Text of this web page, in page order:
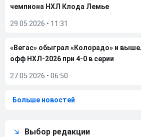
чемпиона НХЛ Клода Лемье
29.05.2026 • 11:31
«Вегас» обыграл «Колорадо» и
офф НХЛ-2026 при 4-0 в серии
27.05.2026 • 06:50
Больше новостей
Выбор редакции